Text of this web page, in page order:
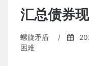
汇总债券
螺旋矛盾 /
困难